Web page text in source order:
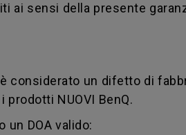
ai sensi della presente
considerato un difetto di
prodotti NUOVI BenQ.
un DOA valido: